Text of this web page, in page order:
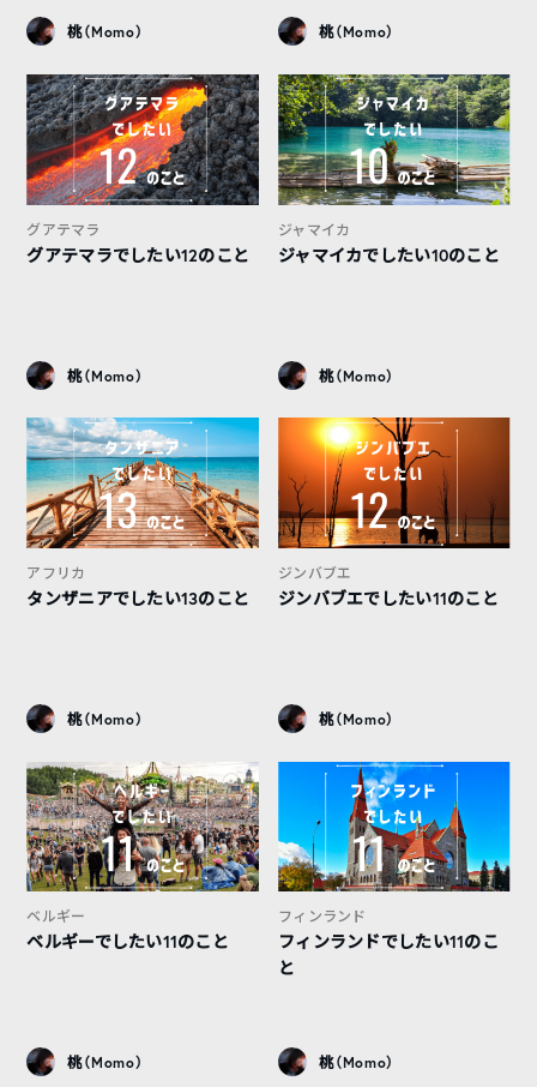
桃（Momo） 桃（Momo）
グアテマラ
グアテマラでしたい12のこと
桃（Momo）
ジャマイカ
ジャマイカでしたい10のこと
桃（Momo）
アフリカ
タンザニアでしたい13のこと
桃（Momo）
ジンバブエ
ジンバブエでしたい11のこと
桃（Momo）
ベルギー
ベルギーでしたい11のこと
桃（Momo）
フィンランド
フィンランドでしたい11のこ
と
桃（Momo）